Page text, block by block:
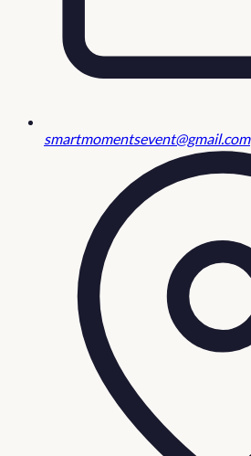
smartmomentsevent@gmail.com